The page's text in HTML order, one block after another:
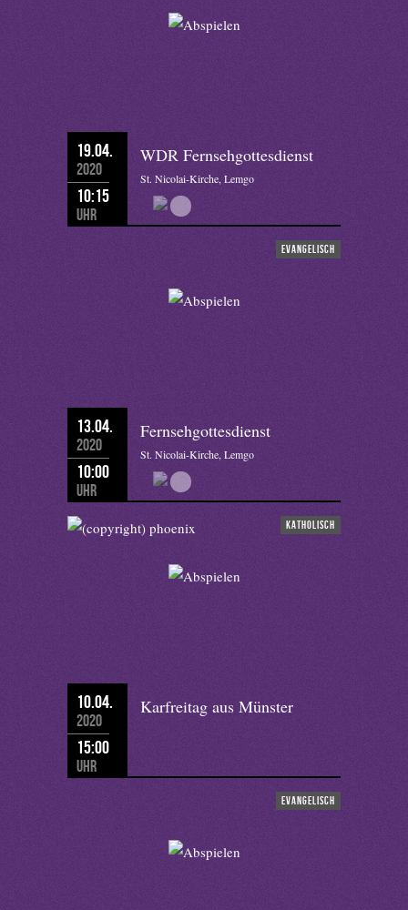
19.04.
2020
10:15
Uhr
WDR Fernsehgottesdienst
St. Nicolai-Kirche, Lemgo
evangelisch
13.04.
2020
10:00
Uhr
Fernsehgottesdienst
St. Nicolai-Kirche, Lemgo
katholisch
10.04.
2020
15:00
Uhr
Karfreitag aus Münster
evangelisch